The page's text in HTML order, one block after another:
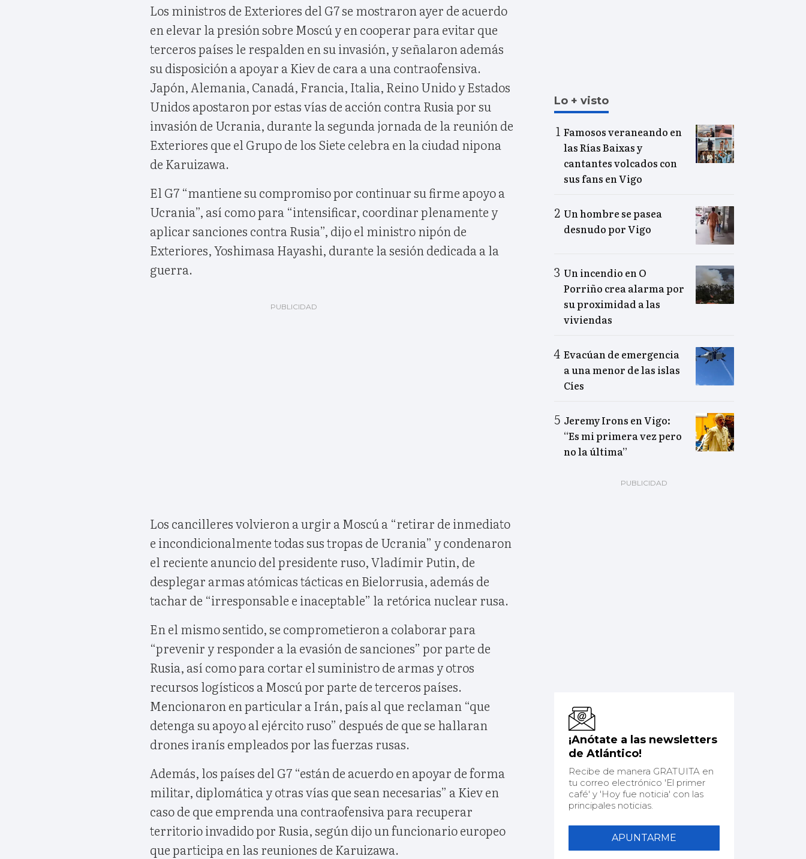
Los ministros de Exteriores del G7 se mostraron ayer de acuerdo
en elevar la presión sobre Moscú y en cooperar para evitar que
terceros países le respalden en su invasión, y señalaron además
su disposición a apoyar a Kiev de cara a una contraofensiva.
Japón, Alemania, Canadá, Francia, Italia, Reino Unido y Estados
Unidos apostaron por estas vías de acción contra Rusia por su
invasión de Ucrania, durante la segunda jornada de la reunión de
Exteriores que el Grupo de los Siete celebra en la ciudad nipona
de Karuizawa.
El G7 “mantiene su compromiso por continuar su firme apoyo a
Ucrania”, así como para “intensificar, coordinar plenamente y
aplicar sanciones contra Rusia”, dijo el ministro nipón de
Exteriores, Yoshimasa Hayashi, durante la sesión dedicada a la
guerra.
Los cancilleres volvieron a urgir a Moscú a “retirar de inmediato
e incondicionalmente todas sus tropas de Ucrania” y condenaron
el reciente anuncio del presidente ruso, Vladímir Putin, de
desplegar armas atómicas tácticas en Bielorrusia, además de
tachar de “irresponsable e inaceptable” la retórica nuclear rusa.
En el mismo sentido, se comprometieron a colaborar para
“prevenir y responder a la evasión de sanciones” por parte de
Rusia, así como para cortar el suministro de armas y otros
recursos logísticos a Moscú por parte de terceros países.
Mencionaron en particular a Irán, país al que reclaman “que
detenga su apoyo al ejército ruso” después de que se hallaran
drones iranís empleados por las fuerzas rusas.
Además, los países del G7 “están de acuerdo en apoyar de forma
militar, diplomática y otras vías que sean necesarias” a Kiev en
caso de que emprenda una contraofensiva para recuperar
territorio invadido por Rusia, según dijo un funcionario europeo
que participa en las reuniones de Karuizawa.
Lo + visto
Famosos veraneando en
las Rías Baixas y
cantantes volcados con
sus fans en Vigo
Un hombre se pasea
desnudo por Vigo
Un incendio en O
Porriño crea alarma por
su proximidad a las
viviendas
Evacúan de emergencia
a una menor de las islas
Cíes
Jeremy Irons en Vigo:
“Es mi primera vez pero
no la última”
¡Anótate a las newsletters
de Atlántico!
Recibe de manera GRATUITA en
tu correo electrónico 'El primer
café' y 'Hoy fue noticia' con las
principales noticias.
APUNTARME